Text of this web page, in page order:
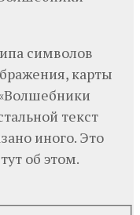
символов
карты
текст
иного. Это
об этом.